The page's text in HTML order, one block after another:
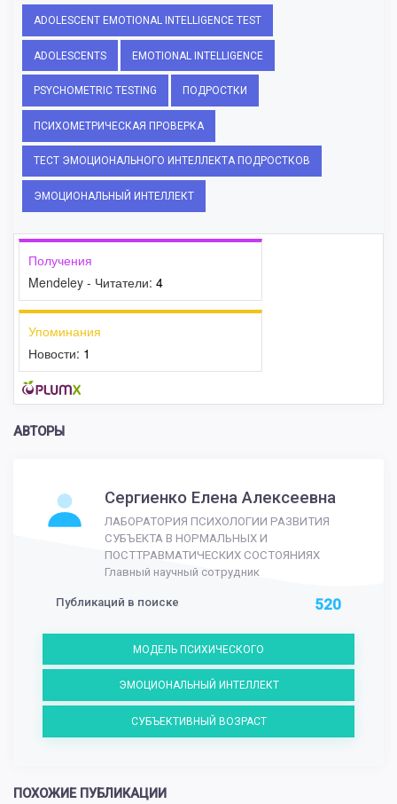
ADOLESCENT EMOTIONAL INTELLIGENCE TEST
ADOLESCENTS EMOTIONAL INTELLIGENCE
PSYCHOMETRIC TESTING ПОДРОСТКИ
ПСИХОМЕТРИЧЕСКАЯ ПРОВЕРКА
ТЕСТ ЭМОЦИОНАЛЬНОГО ИНТЕЛЛЕКТА ПОДРОСТКОВ
ЭМОЦИОНАЛЬНЫЙ ИНТЕЛЛЕКТ
Получения
Mendeley - Читатели: 4
Упоминания
Новости: 1
АВТОРЫ
Сергиенко Елена Алексеевна
ЛАБОРАТОРИЯ ПСИХОЛОГИИ РАЗВИТИЯ
СУБЪЕКТА В НОРМАЛЬНЫХ И
ПОСТТРАВМАТИЧЕСКИХ СОСТОЯНИЯХ
Главный научный сотрудник
Публикаций в поиске 520
МОДЕЛЬ ПСИХИЧЕСКОГО
ЭМОЦИОНАЛЬНЫЙ ИНТЕЛЛЕКТ
СУБЪЕКТИВНЫЙ ВОЗРАСТ
ПОХОЖИЕ ПУБЛИКАЦИИ